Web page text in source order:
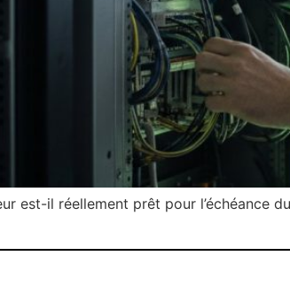
est-il réellement prêt pour l’échéance